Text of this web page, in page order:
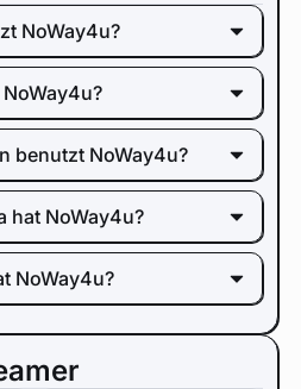
NoWay4u?
benutzt NoWay4u?
hat NoWay4u?
NoWay4u?